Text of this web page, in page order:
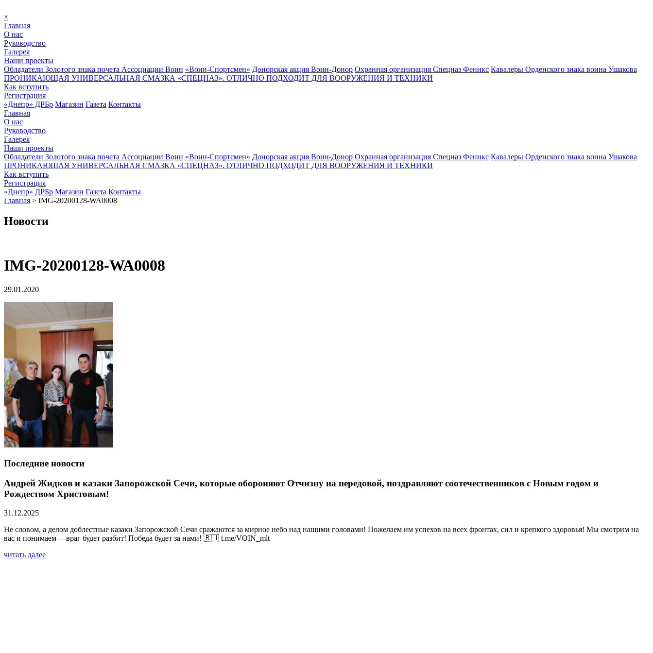
×
Главная
О нас
Руководство
Галерея
Наши проекты
Обладатели Золотого знака почета Ассоциации Воин «Воин-Спортсмен» Донорская акция Воин-Донор Охранная организация Спецназ Феникс Кавалеры Орденского знака воина Ушакова
ПРОНИКАЮЩАЯ УНИВЕРСАЛЬНАЯ СМАЗКА «СПЕЦНАЗ». ОТЛИЧНО ПОДХОДИТ ДЛЯ ВООРУЖЕНИЯ И ТЕХНИКИ
Как вступить
Регистрация
«Днепр» ДРБр Магазин Газета Контакты
Главная
О нас
Руководство
Галерея
Наши проекты
Обладатели Золотого знака почета Ассоциации Воин «Воин-Спортсмен» Донорская акция Воин-Донор Охранная организация Спецназ Феникс Кавалеры Орденского знака воина Ушакова
ПРОНИКАЮЩАЯ УНИВЕРСАЛЬНАЯ СМАЗКА «СПЕЦНАЗ». ОТЛИЧНО ПОДХОДИТ ДЛЯ ВООРУЖЕНИЯ И ТЕХНИКИ
Как вступить
Регистрация
«Днепр» ДРБр Магазин Газета Контакты
Главная > IMG-20200128-WA0008
Новости
IMG-20200128-WA0008
29.01.2020
Последние новости
Андрей Жидков и казаки Запорожской Сечи, которые обороняют Отчизну на передовой, поздравляют соотечественников с Новым годом и
Рождеством Христовым!
31.12.2025
Не словом, а делом доблестные казаки Запорожской Сечи сражаются за мирное небо над нашими головами! Пожелаем им успехов на всех фронтах, сил и крепкого здоровья! Мы смотрим на
вас и понимаем —враг будет разбит! Победа будет за нами! 🇷🇺 t.me/VOIN_mlt
читать далее